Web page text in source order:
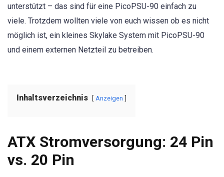
unterstützt – das sind für eine PicoPSU-90 einfach zu
viele. Trotzdem wollten viele von euch wissen ob es nicht
möglich ist, ein kleines Skylake System mit PicoPSU-90
und einem externen Netzteil zu betreiben.
Inhaltsverzeichnis Anzeigen
ATX Stromversorgung: 24 Pin
vs. 20 Pin